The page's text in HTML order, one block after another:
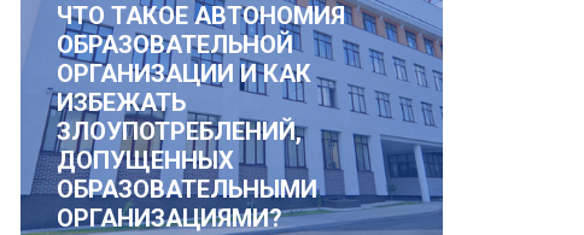
ЧТО ТАКОЕ АВТОНОМИЯ
ОБРАЗОВАТЕЛЬНОЙ
ОРГАНИЗАЦИИ И КАК
ИЗБЕЖАТЬ
ЗЛОУПОТРЕБЛЕНИЙ,
ДОПУЩЕННЫХ
ОБРАЗОВАТЕЛЬНЫМИ
ОРГАНИЗАЦИЯМИ?